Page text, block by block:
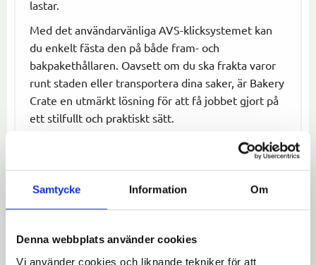
Samtycke Information Om
Denna webbplats använder cookies
Vi använder cookies och liknande tekniker för att
lastar.
Med det användarvänliga AVS-klicksystemet kan
du enkelt fästa den på både fram- och
bakpakethållaren. Oavsett om du ska frakta varor
runt staden eller transportera dina saker, är Bakery
Crate en utmärkt lösning för att få jobbet gjort på
ett stilfullt och praktiskt sätt.
Maxlast:10 kg
Volym:
Mått:B45 x H15 x D35 cm
Montering:Passar AVS-klicksystem, för
fram- och bakpakethållare